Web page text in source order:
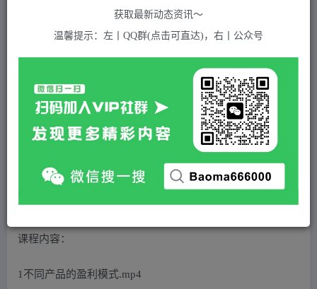
拼多多直通车打法，核心策略，ocpx&全站打法
黄金会员 免费 超级会员(永久VIP) 免费
登录购买
站长QQ：1970819299
验证码错误，网址最后 pwd 前面的 ? 换成 &
课程内容：
1不同产品的盈利模式.mp4
获取最新动态资讯～
温馨提示：左丨QQ群(点击可直达)，右丨公众号